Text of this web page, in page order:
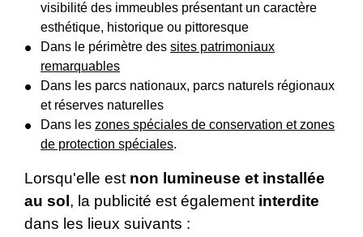
visibilité des immeubles présentant un caractère
esthétique, historique ou pittoresque
Dans le périmètre des sites patrimoniaux
remarquables
Dans les parcs nationaux, parcs naturels régionaux
et réserves naturelles
Dans les zones spéciales de conservation et zones
de protection spéciales.
Lorsqu'elle est non lumineuse et installée
au sol , la publicité est également interdite
dans les lieux suivants :